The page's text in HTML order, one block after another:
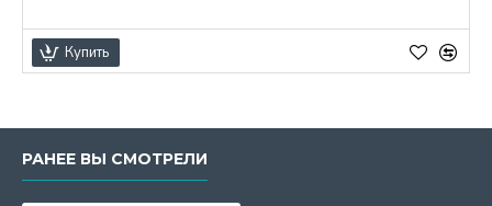
Купить
РАНЕЕ ВЫ СМОТРЕЛИ